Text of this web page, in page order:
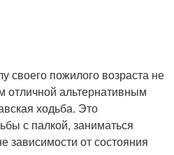
своего пожилого возраста не
отличной альтернативным
ходьба. Это
с палкой, заниматься
зависимости от состояния